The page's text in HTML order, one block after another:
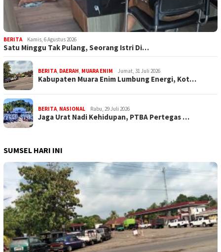
BERITA Kamis, 6 Agustus 2026
Satu Minggu Tak Pulang, Seorang Istri Di…
BERITA, DAERAH, MUARA ENIM Jumat, 31 Juli 2026
Kabupaten Muara Enim Lumbung Energi, Kot…
BERITA, NASIONAL Rabu, 29 Juli 2026
Jaga Urat Nadi Kehidupan, PTBA Pertegas …
SUMSEL HARI INI